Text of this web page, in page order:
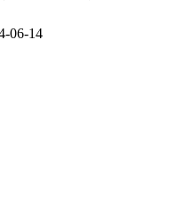
06-14